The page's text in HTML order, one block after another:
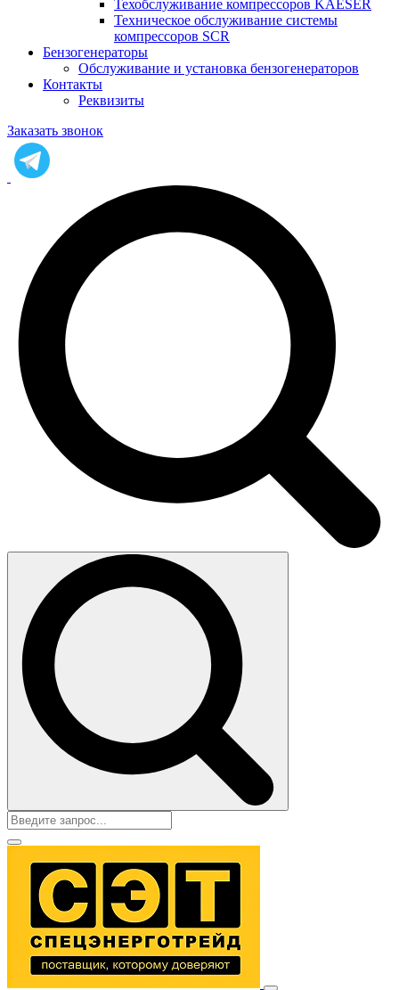
Техобслуживание компрессоров KAESER
Техническое обслуживание системы
компрессоров SCR
Бензогенераторы
Обслуживание и установка бензогенераторов
Контакты
Реквизиты
Заказать звонок